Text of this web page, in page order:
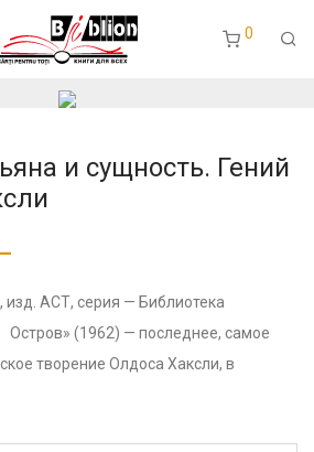
0
и сущность. Гений
изд. АСТ, серия — Библиотека
(1962) — последнее, самое
творение Олдоса Хаксли, в